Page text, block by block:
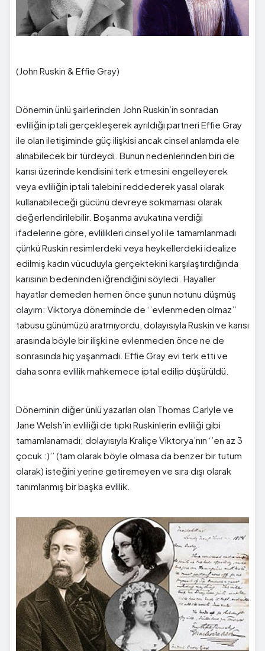
(John Ruskin & Effie Gray)
Dönemin ünlü şairlerinden John Ruskin’in sonradan
evliliğin iptali gerçekleşerek ayrıldığı partneri Effie Gray
ile olan iletişiminde güç ilişkisi ancak cinsel anlamda ele
alınabilecek bir türdeydi. Bunun nedenlerinden biri de
karısı üzerinde kendisini terk etmesini engelleyerek
veya evliliğin iptali talebini reddederek yasal olarak
kullanabileceği gücünü devreye sokmaması olarak
değerlendirilebilir. Boşanma avukatına verdiği
ifadelerine göre, evlilikleri cinsel yol ile tamamlanmadı
çünkü Ruskin resimlerdeki veya heykellerdeki idealize
edilmiş kadın vücuduyla gerçektekini karşılaştırdığında
karısının bedeninden iğrendiğini söyledi. Hayaller
hayatlar demeden hemen önce şunun notunu düşmüş
olayım: Viktorya döneminde de ‘’evlenmeden olmaz’’
tabusu günümüzü aratmıyordu, dolayısıyla Ruskin ve karısı
arasında böyle bir ilişki ne evlenmeden önce ne de
sonrasında hiç yaşanmadı. Effie Gray evi terk etti ve
daha sonra evlilik mahkemece iptal edilip düşürüldü.
Döneminin diğer ünlü yazarları olan Thomas Carlyle ve
Jane Welsh’in evliliği de tıpkı Ruskinlerin evliliği gibi
tamamlanamadı; dolayısıyla Kraliçe Viktorya’nın ‘’en az 3
çocuk :)’’ (tam olarak böyle olmasa da benzer bir tutum
olarak) isteğini yerine getiremeyen ve sıra dışı olarak
tanımlanmış bir başka evlilik.